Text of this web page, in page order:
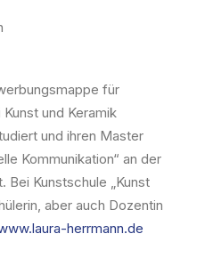
für
und Keramik
und ihren Master
Kommunikation“ an der
Bei Kunstschule „Kunst
aber auch Dozentin
herrmann.de